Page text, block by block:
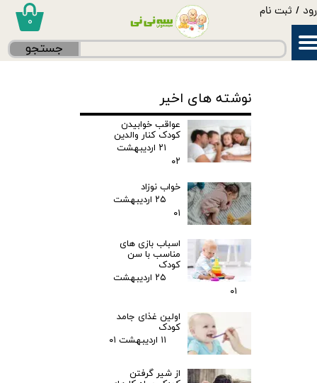
/ ثبت نام
حساب کاربری من
خروج از حساب کاربری
۰
جستجو
نوشته های اخیر
عواقب خوابیدن
کودک کنار والدین
۲۱ اردیبهشت
۰۲
خواب نوزاد
۲۵ اردیبهشت
۰۱
اسباب بازی های
مناسب با سن
کودک
۲۵ اردیبهشت
۰۱
اولین غذای جامد
کودک
۱۱ اردیبهشت ۰۱
از شیر گرفتن